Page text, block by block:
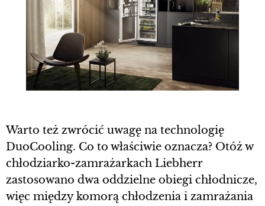
Warto też zwrócić uwagę na technologię
DuoCooling. Co to właściwie oznacza? Otóż w
chłodziarko-zamrażarkach Liebherr
zastosowano dwa oddzielne obiegi chłodnicze,
więc między komorą chłodzenia i zamrażania